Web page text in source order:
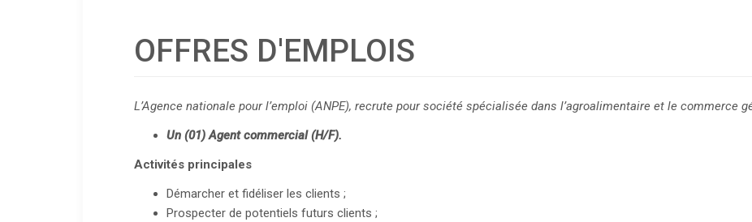
OFFRES D'EMPLOIS
L’Agence nationale pour l’emploi (ANPE), recrute pour société spécialisée dans l’agroalimentaire et le commerce
Un (01) Agent commercial (H/F).
Activités principales
Démarcher et fidéliser les clients ;
Prospecter de potentiels futurs clients ;